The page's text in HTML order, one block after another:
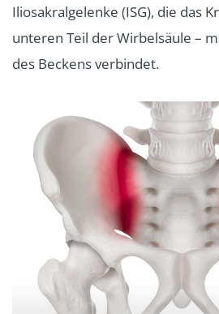
Iliosakralgelenke (ISG), die das
unteren Teil der Wirbelsäule –
des Beckens verbindet.